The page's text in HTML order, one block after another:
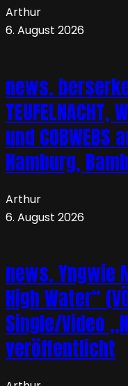
Arthur
6. August 2026
news.
TEUFELNACHT,
und COBWEBS
Hamburg,
Arthur
6. August 2026
news. Yngwie
High Water“
Single/Video
veröffentlicht